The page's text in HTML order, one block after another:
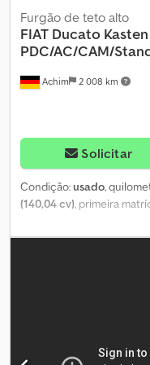
Achim 2 008 km
Furgão de teto alto
FIAT Ducato
PDC/AC/CAM/
Solicitar
Condição:usado,
(140,04 cv), primeira
branco, tipo de
,
Distância entre eixos: